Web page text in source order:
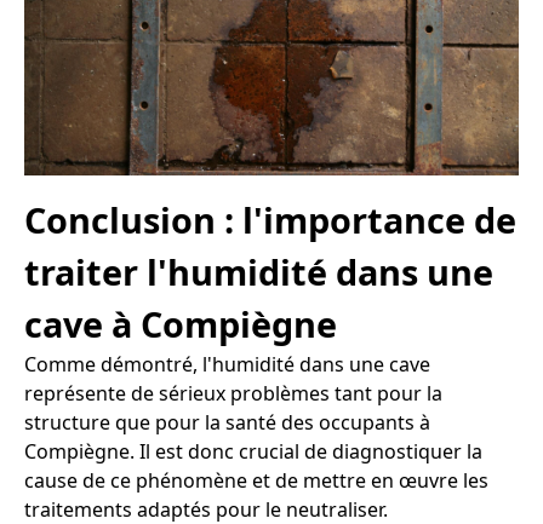
Conclusion : l'importance de
traiter l'humidité dans une
cave à Compiègne
Comme démontré, l'humidité dans une cave
représente de sérieux problèmes tant pour la
structure que pour la santé des occupants à
Compiègne. Il est donc crucial de diagnostiquer la
cause de ce phénomène et de mettre en œuvre les
traitements adaptés pour le neutraliser.